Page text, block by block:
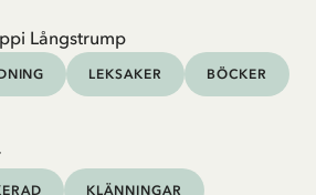
Långstrump
LEKSAKER BÖCKER
KLÄNNINGAR